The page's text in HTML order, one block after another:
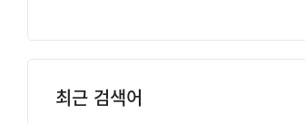
최근 검색어